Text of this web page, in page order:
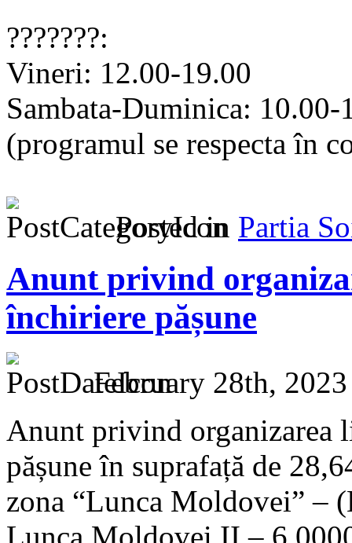
???????:
Vineri: 12.00-19.00
Sambata-Duminica: 10.00-
(programul se respecta în
Posted in Partia
Anunt privind
închiriere pășune
February 28th,
Anunt privind organizarea
pășune în suprafață de
zona “Lunca Moldovei” –